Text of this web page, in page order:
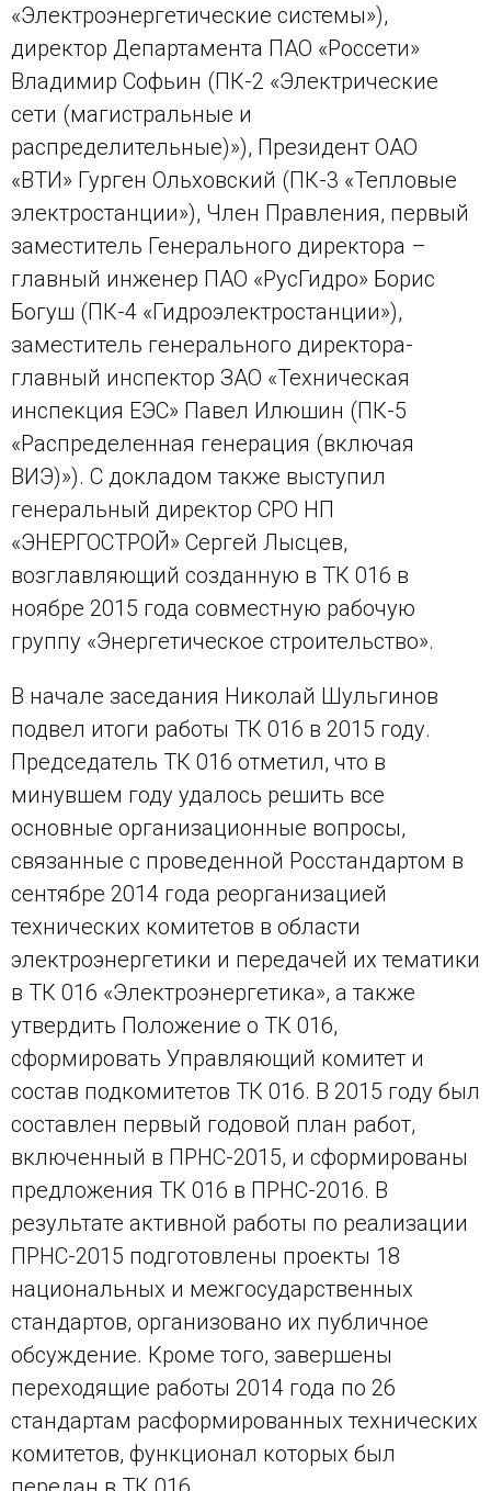
«Электроэнергетические системы»),
директор Департамента ПАО «Россети»
Владимир Софьин (ПК-2 «Электрические
сети (магистральные и
распределительные)»), Президент ОАО
«ВТИ» Гурген Ольховский (ПК-3 «Тепловые
электростанции»), Член Правления, первый
заместитель Генерального директора –
главный инженер ПАО «РусГидро» Борис
Богуш (ПК-4 «Гидроэлектростанции»),
заместитель генерального директора-
главный инспектор ЗАО «Техническая
инспекция ЕЭС» Павел Илюшин (ПК-5
«Распределенная генерация (включая
ВИЭ)»). С докладом также выступил
генеральный директор СРО НП
«ЭНЕРГОСТРОЙ» Сергей Лысцев,
возглавляющий созданную в ТК 016 в
ноябре 2015 года совместную рабочую
группу «Энергетическое строительство».
В начале заседания Николай Шульгинов
подвел итоги работы ТК 016 в 2015 году.
Председатель ТК 016 отметил, что в
минувшем году удалось решить все
основные организационные вопросы,
связанные с проведенной Росстандартом в
сентябре 2014 года реорганизацией
технических комитетов в области
электроэнергетики и передачей их тематики
в ТК 016 «Электроэнергетика», а также
утвердить Положение о ТК 016,
сформировать Управляющий комитет и
состав подкомитетов ТК 016. В 2015 году был
составлен первый годовой план работ,
включенный в ПРНС-2015, и сформированы
предложения ТК 016 в ПРНС-2016. В
результате активной работы по реализации
ПРНС-2015 подготовлены проекты 18
национальных и межгосударственных
стандартов, организовано их публичное
обсуждение. Кроме того, завершены
переходящие работы 2014 года по 26
стандартам расформированных технических
комитетов, функционал которых был